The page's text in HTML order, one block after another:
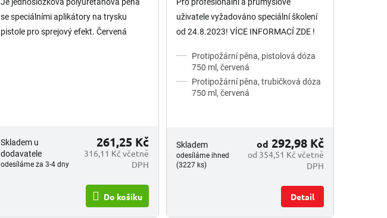
Je jednosložková polyuretanová pěna
se speciálními aplikátory na trysku
pistole pro sprejový efekt. Červená
Skladem u
dodavatele
odesíláme za 3-4 dny
316,11 Kč včetně
DPH
261,25 Kč
Do košíku
Pro profesionální a průmyslové
uživatele vyžadováno speciální školení
od 24.8.2023! VÍCE INFORMACÍ ZDE !
Protipožární pěna, pistolová dóza
750 ml, červená
Protipožární pěna, trubičková dóza
750 ml, červená
Skladem
odesíláme ihned
(3227 ks)
od 354,51 Kč včetně
DPH
od 292,98 Kč
Detail